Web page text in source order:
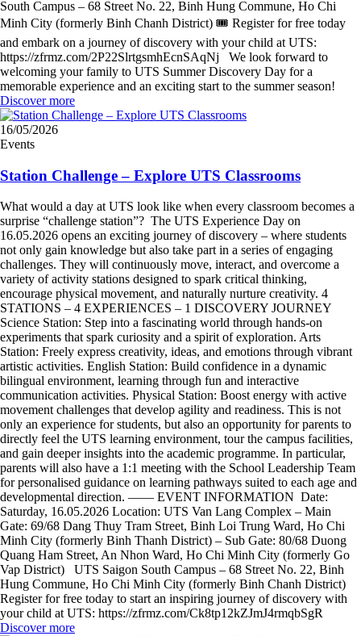
South Campus – 68 Street No. 22, Binh Hung Commune, Ho Chi
Minh City (formerly Binh Chanh District) 🎟 Register for free today
and embark on a journey of discovery with your child at UTS:
https://zfrmz.com/2P22SlrtgsmhEcnSAqNj We look forward to
welcoming your family to UTS Summer Discovery Day for a
memorable experience and an exciting start to the summer season!
Discover more
16/05/2026
Events
Station Challenge – Explore UTS Classrooms
What would a day at UTS look like when every classroom becomes a
surprise “challenge station”? The UTS Experience Day on
16.05.2026 opens an exciting journey of discovery – where students
not only gain knowledge but also take part in a series of engaging
challenges. They will continuously move, interact, and overcome a
variety of activity stations designed to spark critical thinking,
encourage physical movement, and naturally nurture creativity. 4
STATIONS – 4 EXPERIENCES – 1 DISCOVERY JOURNEY
Science Station: Step into a fascinating world through hands-on
experiments that spark curiosity and a spirit of exploration. Arts
Station: Freely express creativity, ideas, and emotions through vibrant
artistic activities. English Station: Build confidence in a dynamic
bilingual environment, learning through fun and interactive
communication activities. Physical Station: Boost energy with active
movement challenges that develop agility and readiness. This is not
only an experience for students, but also an opportunity for parents to
directly feel the UTS learning environment, tour the campus facilities,
and gain deeper insights into the academic programme. In particular,
parents will also have a 1:1 meeting with the School Leadership Team
for personalised guidance on learning pathways suited to each age and
developmental direction. —— EVENT INFORMATION Date:
Saturday, 16.05.2026 Location: UTS Van Lang Complex – Main
Gate: 69/68 Dang Thuy Tram Street, Binh Loi Trung Ward, Ho Chi
Minh City (formerly Binh Thanh District) – Sub Gate: 80/68 Duong
Quang Ham Street, An Nhon Ward, Ho Chi Minh City (formerly Go
Vap District) UTS Saigon South Campus – 68 Street No. 22, Binh
Hung Commune, Ho Chi Minh City (formerly Binh Chanh District)
Register for free today to start an inspiring journey of discovery with
your child at UTS: https://zfrmz.com/Ck8tp12kZJmJ4rmqbSgR
Discover more